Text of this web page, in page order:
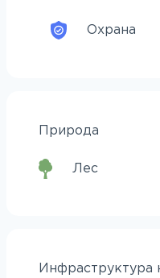
Охрана
Природа
Лес
Инфраструктура